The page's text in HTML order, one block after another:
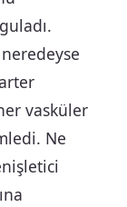
vasküler
Ne